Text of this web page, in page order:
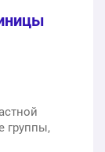
группы,